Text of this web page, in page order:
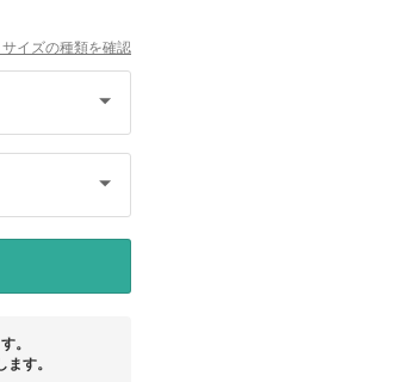
イズの種類を確認
。
す。